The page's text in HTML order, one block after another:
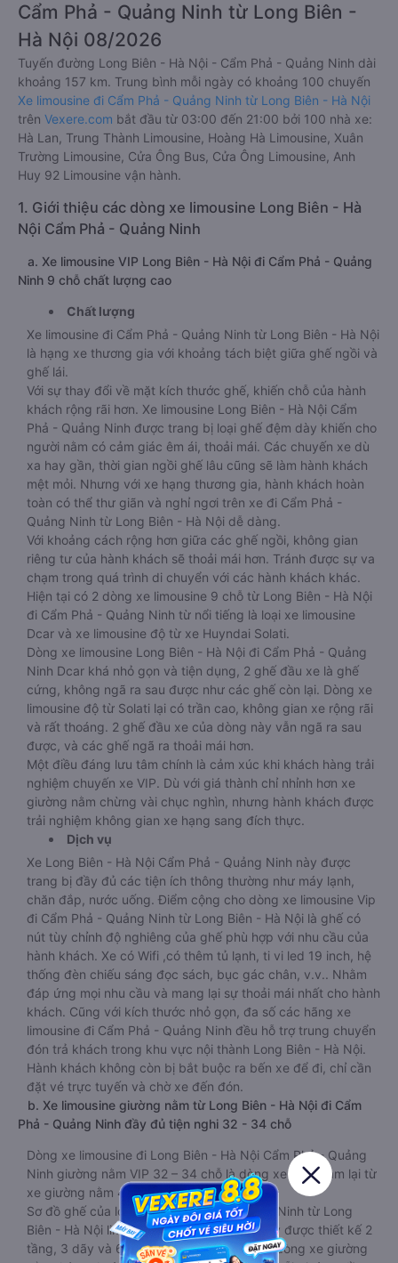
Cẩm Phả - Quảng Ninh từ Long Biên -
Hà Nội 08/2026
Tuyến đường Long Biên - Hà Nội - Cẩm Phả - Quảng Ninh dài
khoảng 157 km. Trung bình mỗi ngày có khoảng 100 chuyến
Xe limousine đi Cẩm Phả - Quảng Ninh từ Long Biên - Hà Nội
trên Vexere.com bắt đầu từ 03:00 đến 21:00 bởi 100 nhà xe:
Hà Lan, Trung Thành Limousine, Hoàng Hà Limousine, Xuân
Trường Limousine, Cửa Ông Bus, Cửa Ông Limousine, Anh
Huy 92 Limousine vận hành.
1. Giới thiệu các dòng xe limousine Long Biên - Hà
Nội Cẩm Phả - Quảng Ninh
a. Xe limousine VIP Long Biên - Hà Nội đi Cẩm Phả - Quảng
Ninh 9 chỗ chất lượng cao
Chất lượng
Xe limousine đi Cẩm Phả - Quảng Ninh từ Long Biên - Hà Nội
là hạng xe thương gia với khoảng tách biệt giữa ghế ngồi và
ghế lái.
Với sự thay đổi về mặt kích thước ghế, khiến chỗ của hành
khách rộng rãi hơn. Xe limousine Long Biên - Hà Nội Cẩm
Phả - Quảng Ninh được trang bị loại ghế đệm dày khiến cho
người nằm có cảm giác êm ái, thoải mái. Các chuyến xe dù
xa hay gần, thời gian ngồi ghế lâu cũng sẽ làm hành khách
mệt mỏi. Nhưng với xe hạng thương gia, hành khách hoàn
toàn có thể thư giãn và nghỉ ngơi trên xe đi Cẩm Phả -
Quảng Ninh từ Long Biên - Hà Nội dễ dàng.
Với khoảng cách rộng hơn giữa các ghế ngồi, không gian
riêng tư của hành khách sẽ thoải mái hơn. Tránh được sự va
chạm trong quá trình di chuyển với các hành khách khác.
Hiện tại có 2 dòng xe limousine 9 chỗ từ Long Biên - Hà Nội
đi Cẩm Phả - Quảng Ninh từ nổi tiếng là loại xe limousine
Dcar và xe limousine độ từ xe Huyndai Solati.
Dòng xe limousine Long Biên - Hà Nội đi Cẩm Phả - Quảng
Ninh Dcar khá nhỏ gọn và tiện dụng, 2 ghế đầu xe là ghế
cứng, không ngã ra sau được như các ghế còn lại. Dòng xe
limousine độ từ Solati lại có trần cao, không gian xe rộng rãi
và rất thoáng. 2 ghế đầu xe của dòng này vẫn ngã ra sau
được, và các ghế ngã ra thoải mái hơn.
Một điều đáng lưu tâm chính là cảm xúc khi khách hàng trải
nghiệm chuyến xe VIP. Dù với giá thành chỉ nhỉnh hơn xe
giường nằm chừng vài chục nghìn, nhưng hành khách được
trải nghiệm không gian xe hạng sang đích thực.
Dịch vụ
Xe Long Biên - Hà Nội Cẩm Phả - Quảng Ninh này được
trang bị đầy đủ các tiện ích thông thường như máy lạnh,
chăn đắp, nước uống. Điểm cộng cho dòng xe limousine Vip
đi Cẩm Phả - Quảng Ninh từ Long Biên - Hà Nội là ghế có
nút tùy chỉnh độ nghiêng của ghế phù hợp với nhu cầu của
hành khách. Xe có Wifi ,có thêm tủ lạnh, ti vi led 19 inch, hệ
thống đèn chiếu sáng đọc sách, bục gác chân, v.v.. Nhằm
đáp ứng mọi nhu cầu và mang lại sự thoải mái nhất cho hành
khách. Cũng với kích thước nhỏ gọn, đa số các hãng xe
limousine đi Cẩm Phả - Quảng Ninh đều hỗ trợ trung chuyển
đón trả khách trong khu vực nội thành Long Biên - Hà Nội.
Hành khách không còn bị bắt buộc ra bến xe để đi, chỉ cần
đặt vé trực tuyến và chờ xe đến đón.
b. Xe limousine giường nằm từ Long Biên - Hà Nội đi Cẩm
Phả - Quảng Ninh đầy đủ tiện nghi 32 - 34 chỗ
Dòng xe limousine đi Long Biên - Hà Nội Cẩm Phả - Quảng
Ninh giường nằm VIP 32 – 34 chỗ là dòng xe được làm lại từ
xe giường nằm 40 chỗ.
Sơ đồ ghế của loại xe đi Cẩm Phả - Quảng Ninh từ Long
Biên - Hà Nội limousine giường nằm VIP này được thiết kế 2
tầng, 3 dãy và 6 hàng. Kích thước dài hơn dòng xe giường